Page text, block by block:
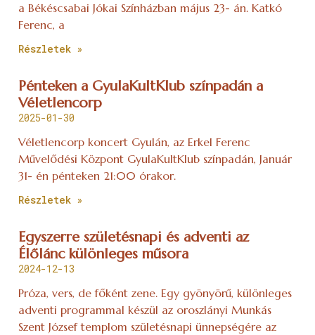
a Békéscsabai Jókai Színházban május 23- án. Katkó
Ferenc, a
Részletek »
Pénteken a GyulaKultKlub színpadán a
Véletlencorp
2025-01-30
Véletlencorp koncert Gyulán, az Erkel Ferenc
Művelődési Központ GyulaKultKlub színpadán, Január
31- én pénteken 21:00 órakor.
Részletek »
Egyszerre születésnapi és adventi az
Élőlánc különleges műsora
2024-12-13
Próza, vers, de főként zene. Egy gyönyörű, különleges
adventi programmal készül az oroszlányi Munkás
Szent József templom születésnapi ünnepségére az